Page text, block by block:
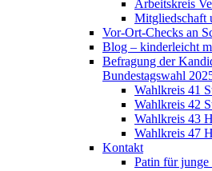
Arbeitskreis
Mitgliedschaft
Vor-Ort-Checks an
Blog – kinderleicht
Befragung der
Bundestagswahl
Wahlkreis 41
Wahlkreis 42
Wahlkreis 43
Wahlkreis 47
Kontakt
Patin für